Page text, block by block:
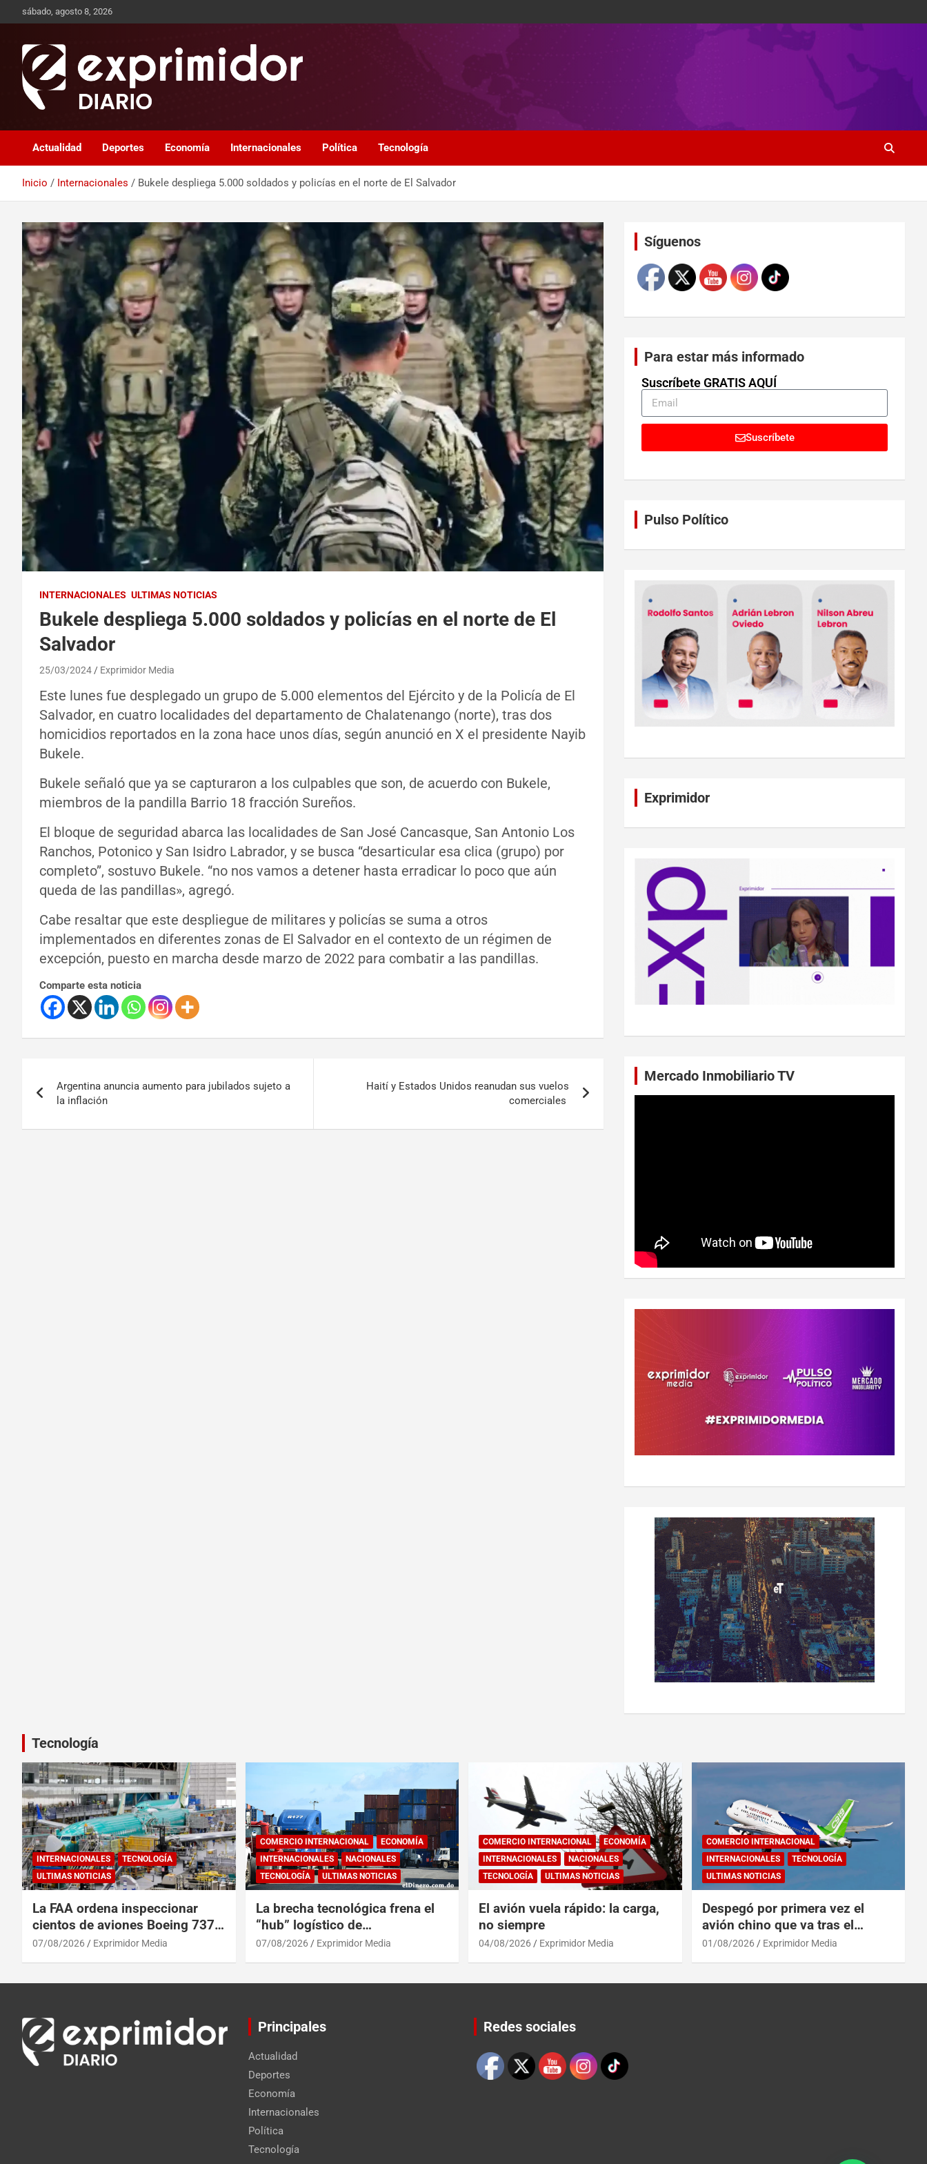
sábado, agosto 8, 2026
Exprimidor media
Actualidad Deportes Economía Internacionales Política Tecnología
Inicio Internacionales Bukele despliega 5.000 soldados y policías en el norte de El Salvador
INTERNACIONALES ULTIMAS NOTICIAS
Bukele despliega 5.000 soldados y policías en el norte de El
Salvador
25/03/2024 Exprimidor Media
Este lunes fue desplegado un grupo de 5.000 elementos del Ejército y de la Policía de El
Salvador, en cuatro localidades del departamento de Chalatenango (norte), tras dos
homicidios reportados en la zona hace unos días, según anunció en X el presidente Nayib
Bukele.
Bukele señaló que ya se capturaron a los culpables que son, de acuerdo con Bukele,
miembros de la pandilla Barrio 18 fracción Sureños.
El bloque de seguridad abarca las localidades de San José Cancasque, San Antonio Los
Ranchos, Potonico y San Isidro Labrador, y se busca “desarticular esa clica (grupo) por
completo”, sostuvo Bukele. “no nos vamos a detener hasta erradicar lo poco que aún
queda de las pandillas», agregó.
Cabe resaltar que este despliegue de militares y policías se suma a otros
implementados en diferentes zonas de El Salvador en el contexto de un régimen de
excepción, puesto en marcha desde marzo de 2022 para combatir a las pandillas.
Comparte esta noticia
Argentina anuncia aumento para jubilados sujeto a
la inflación
Haití y Estados Unidos reanudan sus vuelos
comerciales
SíguenosSet Youtube Channel ID
Para estar más informado
Suscríbete GRATIS AQUÍ
Suscríbete
Pulso Político
Exprimidor
Mercado Inmobiliario TV
Tecnología
INTERNACIONALES
TECNOLOGÍA
ULTIMAS NOTICIAS
La FAA ordena inspeccionar
cientos de aviones Boeing 737
Max por posibles grietas
07/08/2026 Exprimidor Media
COMERCIO INTERNACIONAL
ECONOMÍA
INTERNACIONALES
NACIONALES
TECNOLOGÍA
ULTIMAS NOTICIAS
La brecha tecnológica frena el
“hub” logístico de
Centroamérica y RD
07/08/2026 Exprimidor Media
COMERCIO INTERNACIONAL
ECONOMÍA
INTERNACIONALES
NACIONALES
TECNOLOGÍA
ULTIMAS NOTICIAS
El avión vuela rápido: la carga,
no siempre
04/08/2026 Exprimidor Media
COMERCIO INTERNACIONAL
INTERNACIONALES
TECNOLOGÍA
ULTIMAS NOTICIAS
Despegó por primera vez el
avión chino que va tras el
reinado del A319 en el Tíbet
01/08/2026 Exprimidor Media
Principales
Actualidad
Deportes
Economía
Internacionales
Política
Tecnología
Redes sociales
Set Youtube Channel ID